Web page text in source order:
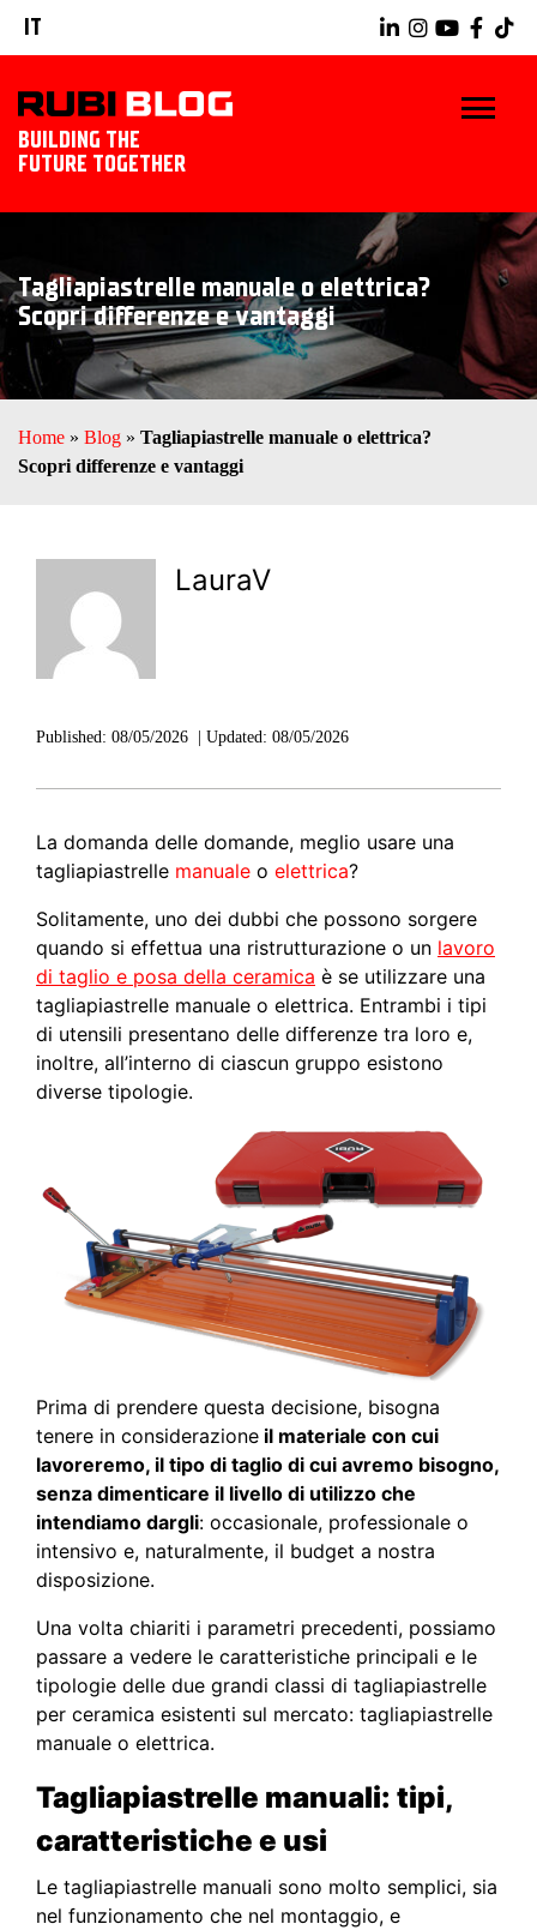
IT
BUILDING THE
FUTURE TOGETHER
TRUCCHI E CONSIGLI
IDEE E PROGETTI
SCOPRI RUBI
Tagliapiastrelle manuale o elettrica?
Scopri differenze e vantaggi
Home » Blog » Tagliapiastrelle manuale o elettrica?
Scopri differenze e vantaggi
LauraV
Published: 08/05/2026 Updated: 08/05/2026
La domanda delle domande, meglio usare una
tagliapiastrelle manuale o elettrica?
Solitamente, uno dei dubbi che possono sorgere
quando si effettua una ristrutturazione o un lavoro
di taglio e posa della ceramica è se utilizzare una
tagliapiastrelle manuale o elettrica. Entrambi i tipi
di utensili presentano delle differenze tra loro e,
inoltre, all’interno di ciascun gruppo esistono
diverse tipologie.
Prima di prendere questa decisione, bisogna
tenere in considerazione il materiale con cui
lavoreremo, il tipo di taglio di cui avremo bisogno,
senza dimenticare il livello di utilizzo che
intendiamo dargli: occasionale, professionale o
intensivo e, naturalmente, il budget a nostra
disposizione.
Una volta chiariti i parametri precedenti, possiamo
passare a vedere le caratteristiche principali e le
tipologie delle due grandi classi di tagliapiastrelle
per ceramica esistenti sul mercato: tagliapiastrelle
manuale o elettrica.
Tagliapiastrelle manuali: tipi,
caratteristiche e usi
Le tagliapiastrelle manuali sono molto semplici, sia
nel funzionamento che nel montaggio, e